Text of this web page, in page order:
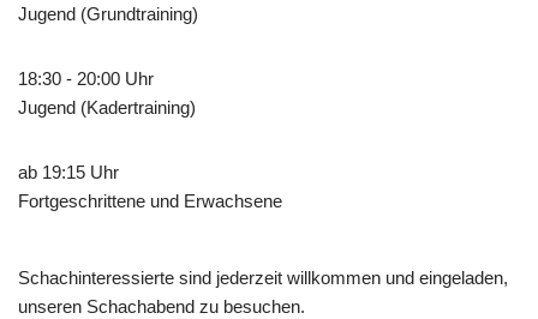
Jugend (Grundtraining)
18:30 - 20:00 Uhr
Jugend (Kadertraining)
ab 19:15 Uhr
Fortgeschrittene und Erwachsene
Schachinteressierte sind jederzeit willkommen und eingeladen,
unseren Schachabend zu besuchen.